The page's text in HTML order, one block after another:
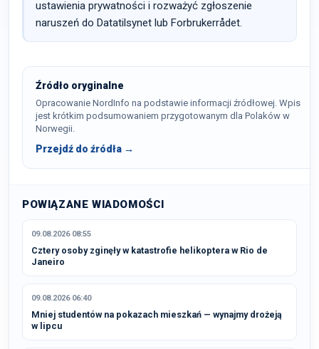
ustawienia prywatności i rozważyć zgłoszenie
naruszeń do Datatilsynet lub Forbrukerrådet.
Źródło oryginalne
Opracowanie NordInfo na podstawie informacji źródłowej. Wpis
jest krótkim podsumowaniem przygotowanym dla Polaków w
Norwegii.
Przejdź do źródła →
POWIĄZANE WIADOMOŚCI
09.08.2026 08:55
Cztery osoby zginęły w katastrofie helikoptera w Rio de
Janeiro
09.08.2026 06:40
Mniej studentów na pokazach mieszkań — wynajmy drożeją
w lipcu